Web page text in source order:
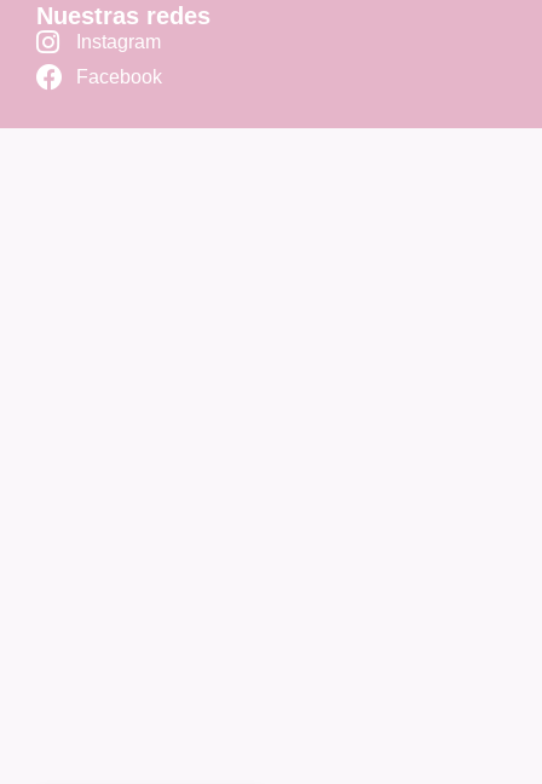
Nuestras redes
Instagram
Facebook